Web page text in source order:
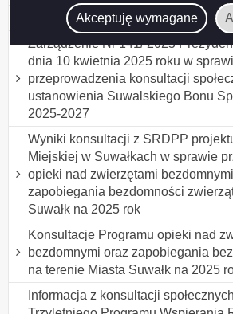
Akceptuję wymagane
Wyniki konsultacji społecznych
Zarządzenie Nr 141/ 2025
dnia 10 kwietnia 2025 roku w
przeprowadzenia konsultacji
ustanowienia Suwalskiego Bonu
2025-2027
Wyniki konsultacji z SRDPP
Miejskiej w Suwałkach w sprawie
opieki nad zwierzętami
zapobiegania bezdomności
Suwałk na 2025 rok
Konsultacje Programu opieki nad
bezdomnymi oraz zapobiegania
na terenie Miasta Suwałk na 2025
Informacja z konsultacji